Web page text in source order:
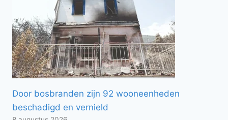
Door bosbranden zijn 92 wooneenheden
beschadigd en vernield